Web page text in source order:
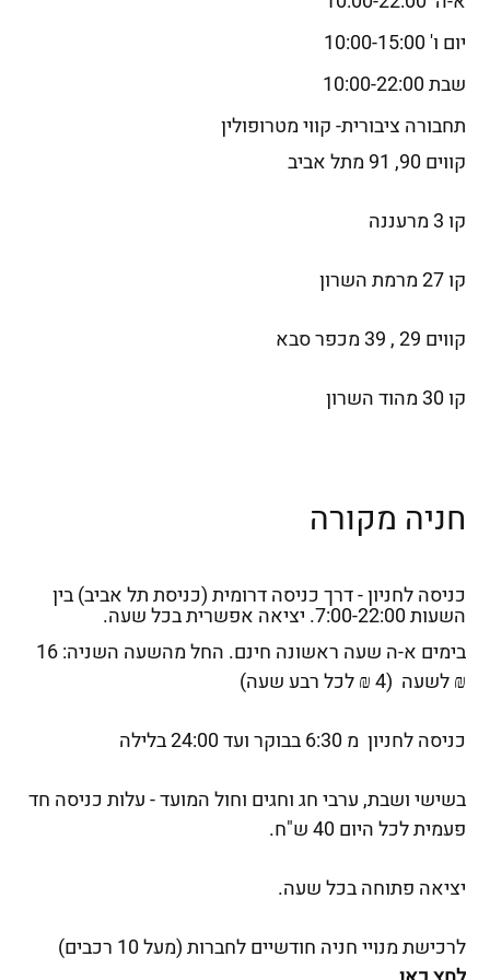
יום ו' 10:00-15:00
שבת 10:00-22:00
תחבורה ציבורית- קווי מטרופולין
קווים 90, 91 מתל אביב
קו 3 מרעננה
קו 27 מרמת השרון
קווים 29 , 39 מכפר סבא
קו 30 מהוד השרון
חניה מקורה
כניסה לחניון - דרך כניסה דרומית (כניסת תל אביב) בין
השעות 7:00-22:00. יציאה אפשרית בכל שעה.
בימים א-ה שעה ראשונה חינם. החל מהשעה השניה: 16
₪ לשעה (4 ₪ לכל רבע שעה)
כניסה לחניון מ 6:30 בבוקר ועד 24:00 בלילה
בשישי ושבת, ערבי חג וחגים וחול המועד - עלות כניסה חד
פעמית לכל היום 40 ש"ח.
יציאה פתוחה בכל שעה.
לרכישת מנויי חניה חודשיים לחברות (מעל 10 רכבים)